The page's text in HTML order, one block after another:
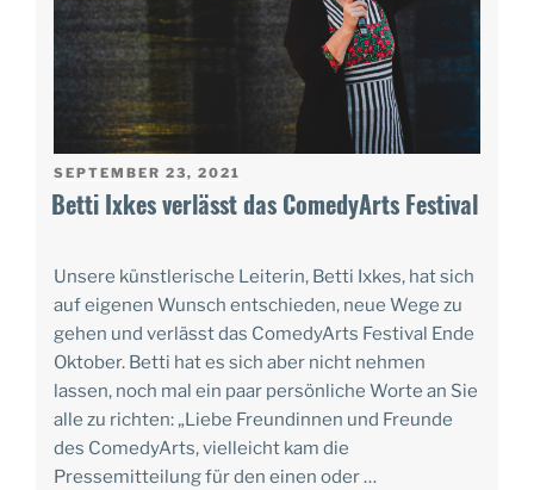
VERÖFFENTLICHT
AM
SEPTEMBER 23, 2021
Betti Ixkes verlässt das ComedyArts Festival
Unsere künstlerische Leiterin, Betti Ixkes, hat sich
auf eigenen Wunsch entschieden, neue Wege zu
gehen und verlässt das ComedyArts Festival Ende
Oktober. Betti hat es sich aber nicht nehmen
lassen, noch mal ein paar persönliche Worte an Sie
alle zu richten: „Liebe Freundinnen und Freunde
des ComedyArts, vielleicht kam die
Pressemitteilung für den einen oder …